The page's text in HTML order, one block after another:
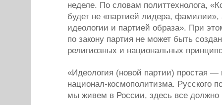
неделе. По словам политтехнолога,
будет не «партией лидера, фамилии»,
идеологии и партией образа». При
по закону партия не может быть
религиозных и национальных
«Идеология (новой партии) простая —
национал-космополитизма. Русского
мы живем в России, здесь все